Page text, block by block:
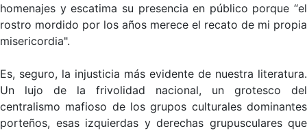
homenajes y escatima su presencia en público porque “el
rostro mordido por los años merece el recato de mi propia
misericordia".
Es, seguro, la injusticia más evidente de nuestra literatura.
Un lujo de la frivolidad nacional, un grotesco del
centralismo mafioso de los grupos culturales dominantes
porteños, esas izquierdas y derechas grupusculares que